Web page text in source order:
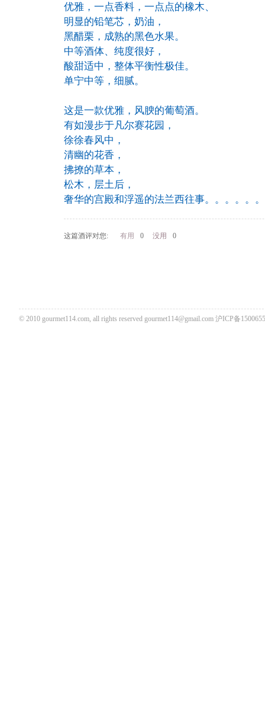
优雅，一点香料，一点点的橡木、
明显的铅笔芯，奶油，
黑醋栗，成熟的黑色水果。
中等酒体、纯度很好，
酸甜适中，整体平衡性极佳。
单宁中等，细腻。
这是一款优雅，风腴的葡萄酒。
有如漫步于凡尔赛花园，
徐徐春风中，
清幽的花香，
拂撩的草本，
松木，层土后，
奢华的宫殿和浮遥的法兰西往事。。。。。。
这篇酒评对您: 有用 0 没用 0
© 2010 gourmet114.com, all rights reserved gourmet114@gmail.com 沪ICP备